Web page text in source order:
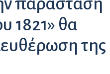
παράσταση
1821» θα
της